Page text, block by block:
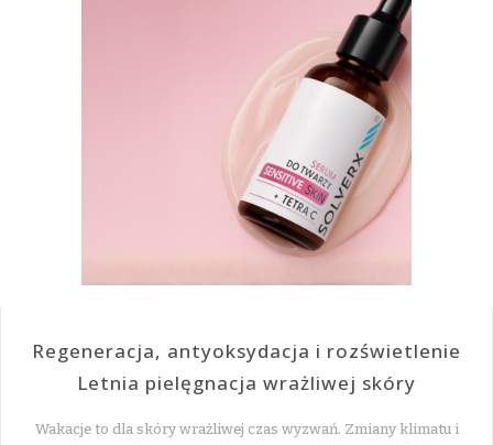
Regeneracja, antyoksydacja i rozświetlenie
Letnia pielęgnacja wrażliwej skóry
Wakacje to dla skóry wrażliwej czas wyzwań. Zmiany klimatu i